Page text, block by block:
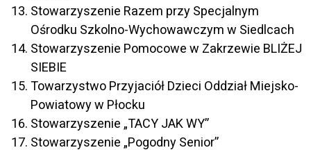
Stowarzyszenie Razem przy Specjalnym
Ośrodku Szkolno-Wychowawczym w Siedlcach
Stowarzyszenie Pomocowe w Zakrzewie BLIŻEJ
SIEBIE
Towarzystwo Przyjaciół Dzieci Oddział Miejsko-
Powiatowy w Płocku
Stowarzyszenie „TACY JAK WY”
Stowarzyszenie „Pogodny Senior”